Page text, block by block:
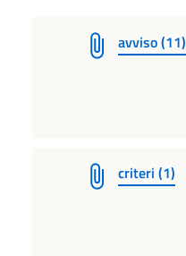
avviso (11)
criteri (1)